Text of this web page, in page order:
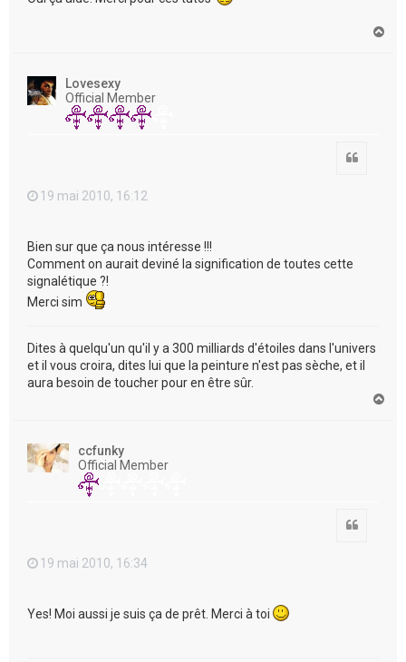
Lovesexy
Official Member
19 mai 2010, 16:12
Bien sur que ça nous intéresse !!!
Comment on aurait deviné la signification de toutes cette
signalétique ?!
Merci sim
Dites à quelqu'un qu'il y a 300 milliards d'étoiles dans l'univers
et il vous croira, dites lui que la peinture n'est pas sèche, et il
aura besoin de toucher pour en être sûr.
ccfunky
Official Member
19 mai 2010, 16:34
Yes! Moi aussi je suis ça de prêt. Merci à toi